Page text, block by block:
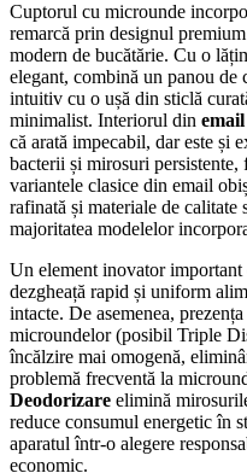
Cuptorul cu microunde
remarcă prin designul
modern de bucătărie. Cu o
elegant, combină un panou de
intuitiv cu o ușă din sticlă
minimalist. Interiorul din
că arată impecabil, dar este și
bacterii și mirosuri
variantele clasice din email
rafinată și materiale de
majoritatea modelelor
Un element inovator important
dezgheață rapid și uniform
intacte. De asemenea,
microundelor (posibil Triple
încălzire mai omogenă,
problemă frecventă la
Deodorizare elimină
reduce consumul energetic în
aparatul într-o alegere
economic.